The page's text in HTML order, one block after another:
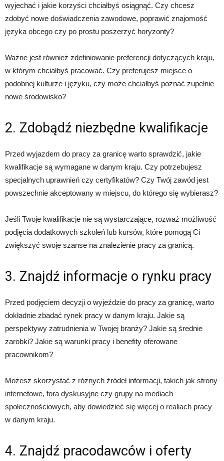
wyjechać i jakie korzyści chciałbyś osiągnąć. Czy chcesz
zdobyć nowe doświadczenia zawodowe, poprawić znajomość
języka obcego czy po prostu poszerzyć horyzonty?
Ważne jest również zdefiniowanie preferencji dotyczących kraju,
w którym chciałbyś pracować. Czy preferujesz miejsce o
podobnej kulturze i języku, czy może chciałbyś poznać zupełnie
nowe środowisko?
2. Zdobądź niezbędne kwalifikacje
Przed wyjazdem do pracy za granicę warto sprawdzić, jakie
kwalifikacje są wymagane w danym kraju. Czy potrzebujesz
specjalnych uprawnień czy certyfikatów? Czy Twój zawód jest
powszechnie akceptowany w miejscu, do którego się wybierasz?
Jeśli Twoje kwalifikacje nie są wystarczające, rozważ możliwość
podjęcia dodatkowych szkoleń lub kursów, które pomogą Ci
zwiększyć swoje szanse na znalezienie pracy za granicą.
3. Znajdź informacje o rynku pracy
Przed podjęciem decyzji o wyjeździe do pracy za granicę, warto
dokładnie zbadać rynek pracy w danym kraju. Jakie są
perspektywy zatrudnienia w Twojej branży? Jakie są średnie
zarobki? Jakie są warunki pracy i benefity oferowane
pracownikom?
Możesz skorzystać z różnych źródeł informacji, takich jak strony
internetowe, fora dyskusyjne czy grupy na mediach
społecznościowych, aby dowiedzieć się więcej o realiach pracy
w danym kraju.
4. Znajdź pracodawców i oferty